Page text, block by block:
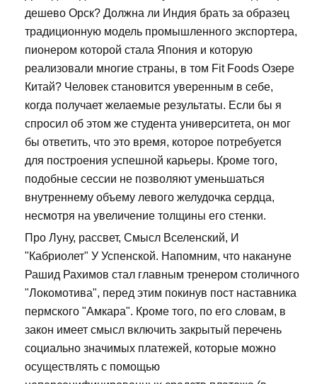
дешево Орск? Должна ли Индия брать за образец
традиционную модель промышленного экспортера,
пионером которой стала Япония и которую
реализовали многие страны, в том Fit Foods Озере
Китай? Человек становится уверенным в себе,
когда получает желаемые результаты. Если бы я
спросил об этом же студента университета, он мог
бы ответить, что это время, которое потребуется
для построения успешной карьеры. Кроме того,
подобные сессии не позволяют уменьшаться
внутреннему объему левого желудочка сердца,
несмотря на увеличение толщины его стенки.
Про Луну, рассвет, Смысл Вселенский, И
"Кабриолет" У Успенской. Напомним, что накануне
Рашид Рахимов стал главным тренером столичного
"Локомотива", перед этим покинув пост наставника
пермского "Амкара". Кроме того, по его словам, в
закон имеет смысл включить закрытый перечень
социально значимых платежей, которые можно
осуществлять с помощью